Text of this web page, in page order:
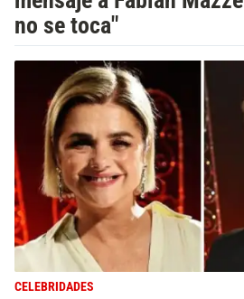
no se toca"
CELEBRIDADES